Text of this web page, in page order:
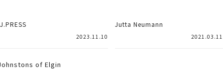
J.PRESS
2023.11.10
Jutta Neumann
2021.03.11